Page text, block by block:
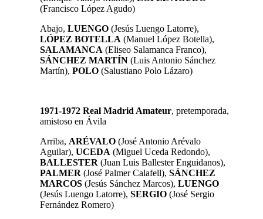
(Francisco López Agudo)
Abajo, LUENGO (Jesús Luengo Latorre),
LÓPEZ BOTELLA (Manuel López Botella),
SALAMANCA (Eliseo Salamanca Franco),
SÁNCHEZ MARTÍN (Luis Antonio Sánchez
Martín), POLO (Salustiano Polo Lázaro)
1971-1972 Real Madrid Amateur, pretemporada,
amistoso en Ávila
Arriba, ARÉVALO (José Antonio Arévalo
Aguilar), UCEDA (Miguel Uceda Redondo),
BALLESTER (Juan Luis Ballester Enguidanos),
PALMER (José Palmer Calafell), SÁNCHEZ
MARCOS (Jesús Sánchez Marcos), LUENGO
(Jesús Luengo Latorre), SERGIO (José Sergio
Fernández Romero)